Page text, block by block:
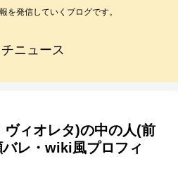
を発信していくブログです。
ニュース
ィオレタ)の中の人(前
レ・wiki風プロフィ